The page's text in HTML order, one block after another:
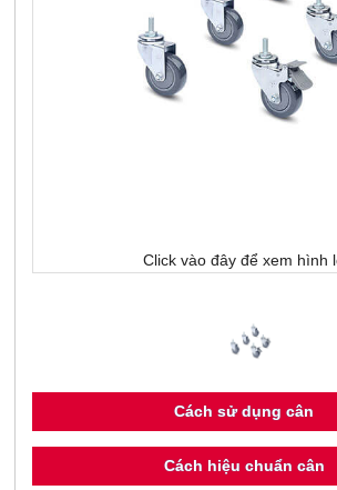
Click vào đây để xem hình
Cách sử dụng cân
Cách hiệu chuẩn cân